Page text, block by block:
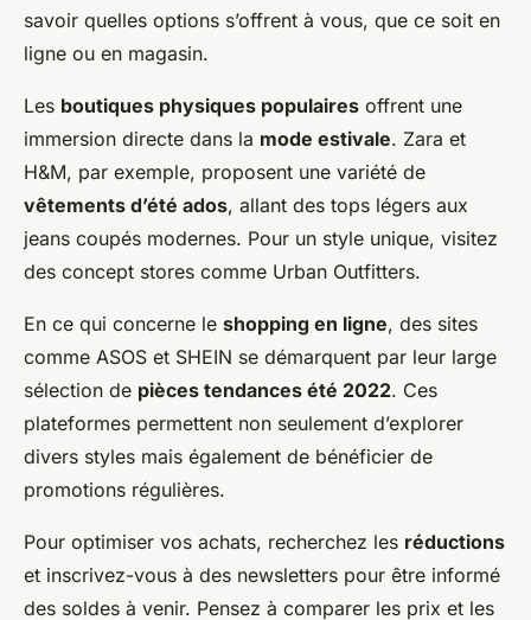
savoir quelles options s’offrent à vous, que ce soit en
ligne ou en magasin.
Les boutiques physiques populaires offrent une
immersion directe dans la mode estivale. Zara et
H&M, par exemple, proposent une variété de
vêtements d’été ados, allant des tops légers aux
jeans coupés modernes. Pour un style unique, visitez
des concept stores comme Urban Outfitters.
En ce qui concerne le shopping en ligne, des sites
comme ASOS et SHEIN se démarquent par leur large
sélection de pièces tendances été 2022. Ces
plateformes permettent non seulement d’explorer
divers styles mais également de bénéficier de
promotions régulières.
Pour optimiser vos achats, recherchez les réductions
et inscrivez-vous à des newsletters pour être informé
des soldes à venir. Pensez à comparer les prix et les